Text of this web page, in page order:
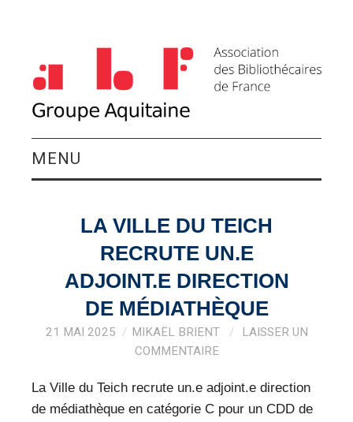
MENU
ACTIVITÉS DU
GROUPE
AGENDA
VEILLE PRO
RESSOURCES
LA VILLE DU TEICH
RECRUTE UN.E
ADJOINT.E DIRECTION
DE MÉDIATHÈQUE
21 MAI 2025 MIKAËL BRIENT
LAISSER UN
COMMENTAIRE
La Ville du Teich recrute un.e adjoint.e direction
de médiathèque en catégorie C pour un CDD de